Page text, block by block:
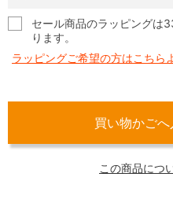
セール商品のラッピングは
ります。
ラッピングご希望の方はこち
この商品につ